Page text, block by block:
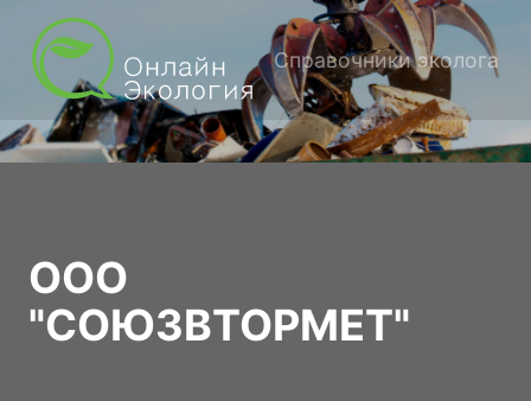
Справочники эколога
ООО
"СОЮЗВТОРМЕТ"